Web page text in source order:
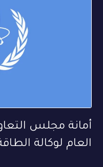
أمانة مجلس
العام لوكالة